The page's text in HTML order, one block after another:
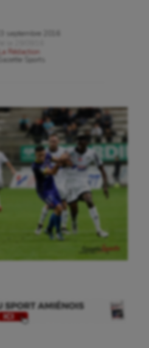
23 septembre 2016
La Rédaction
Gazette Sports